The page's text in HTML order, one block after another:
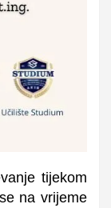
tijekom
na vrijeme